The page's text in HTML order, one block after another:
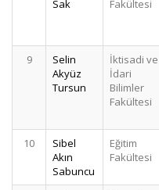
Sak
Fakültesi
9
Selin
Akyüz
Tursun
İktisadi ve
İdari
Bilimler
Fakültesi
10
Sibel
Akın
Sabuncu
Eğitim
Fakültesi